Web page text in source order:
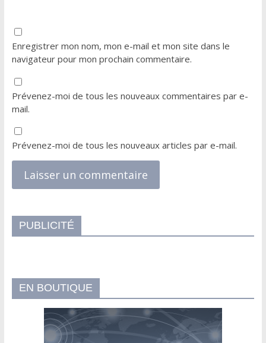
Enregistrer mon nom, mon e-mail et mon site dans le
navigateur pour mon prochain commentaire.
Prévenez-moi de tous les nouveaux commentaires par e-
mail.
Prévenez-moi de tous les nouveaux articles par e-mail.
PUBLICITÉ
EN BOUTIQUE